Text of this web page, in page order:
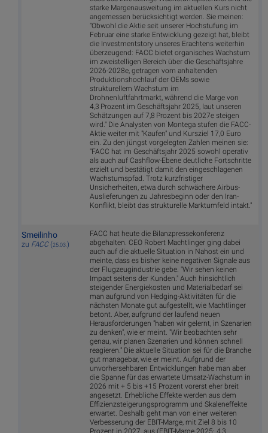
starke Margenausweitung im aktuellen Kurs nicht
angemessen berücksichtigt werden. Sie meinen:
"Obwohl die Aktie seit unserer Hochstufung im
Februar eine starke Entwicklung gezeigt hat, bleibt
die Investmentstory unseres Erachtens weiterhin
überzeugend: FACC bietet organisches Wachstum
im zweistelligen Bereich über die Geschäftsjahre
2026-2028e, getragen vom anhaltenden
Produktionshochlauf der OEMs sowie
strukturellem Wachstum im
Drohnenluftfahrtmarkt, während die Marge von
4,3 Prozent im Geschäftsjahr 2025, laut unseren
Schätzungen auf 7,8 Prozent bis 2027e steigen
wird." Die Analysten von Montega stufen die FACC-
Aktie weiter mit "Kaufen" und Kursziel 17,0 Euro
ein. Zu den jüngst vorgelegten Zahlen meinen sie:
"FACC hat im Geschäftsjahr 2025 sowohl operativ
als auch auf Cashflow-Ebene deutliche Fortschritte
erzielt und bestätigt damit den eingeschlagenen
Wachstumspfad. Trotz kurzfristiger
Unsicherheiten, etwa durch schwächere Airbus-
Auslieferungen zu Jahresbeginn oder den Iran-
Konflikt, bleibt das strukturelle Marktumfeld intakt."
Smeilinho
zu FACC(25.03.)
FACC hat heute die Bilanzpressekonferenz
abgehalten. CEO Robert Machtlinger ging dabei
auch auf die aktuelle Situation in Nahost ein und
meinte, dass es bisher keine negativen Signale aus
der Flugzeugindustrie gebe. "Wir sehen keinen
Impact seitens der Kunden." Auch hinsichtlich
steigender Energiekosten und Materialbedarf sei
man aufgrund von Hedging-Aktivitäten für die
nächsten Monate gut aufgestellt, wie Machtlinger
betont. Aber, aufgrund der laufend neuen
Herausforderungen "haben wir gelernt, in Szenarien
zu denken", wie er meint. "Wir beobachten sehr
genau, wir planen Szenarien und können schnell
reagieren." Die aktuelle Situation sei für die Branche
gut managebar, wie er meint. Aufgrund der
unvorhersehbaren Entwicklungen habe man aber
die Spanne für das erwartete Umsatz-Wachstum in
2026 mit + 5 bis +15 Prozent vorerst eher breit
angesetzt. Erhebliche Effekte werden aus dem
Effizienzsteigerungsprogramm und Skaleneffekte
erwartet. Deshalb geht man von einer weiteren
Verbesserung der EBIT-Marge, mit Ziel 8 bis 10